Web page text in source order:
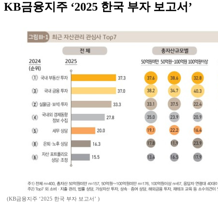
KB금융지주 ‘2025 한국 부자 보고서’
(KB금융지주 ‘2025 한국 부자 보고서’ )